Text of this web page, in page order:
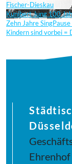
Fischer-Dieskau
Kunibert Jung 100
Zehn Jahre
Kindern sind vorbei =